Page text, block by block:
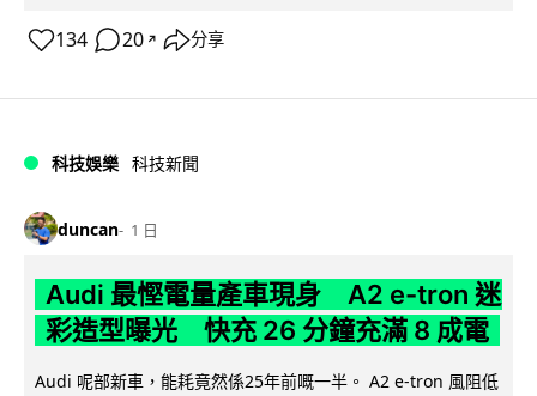
134 20 ↗ 分享
科技娛樂 科技新聞
duncan 1 日
Audi 最慳電量產車現身 A2 e-tron 迷
彩造型曝光 快充 26 分鐘充滿 8 成電
Audi 呢部新車，能耗竟然係25年前嘅一半。 A2 e-tron 風阻低